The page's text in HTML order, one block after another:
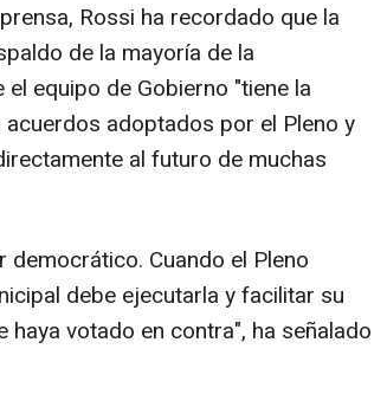
Rossi ha recordado que la
de la mayoría de la
equipo de Gobierno "tiene la
adoptados por el Pleno y
al futuro de muchas
Cuando el Pleno
debe ejecutarla y facilitar su
votado en contra", ha señalado